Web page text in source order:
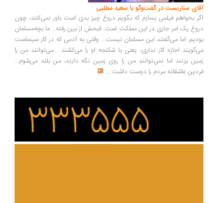
سناریست در گفت‌وگو با سعید مطلبی
بخواهم فیلمی بسازم که بگویم دروغ چیز بدی است باور نمی‌کنند، چون
یک امر جاری در این مملکت است. قبحش از بین رفته... ما بچه‌مسلمان
اما می‌گفتند این مسلمان نیست... وقتی به آدمی که در کار سینماست
اجازه کار نداری، یعنی با شکنجه او را می‌کشند... می‌توانند من را
بزنند اما نمی‌توانند من را روی زمین نگه دارند، من بلند می‌شوم...
عاشقانه مردم را دوست داشت ...